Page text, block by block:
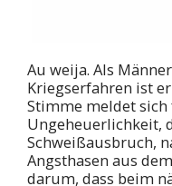
Au weija. Als
Kriegserfahren ist
Stimme meldet
Ungeheuerlichkeit,
Schweißausbruch,
Angsthasen aus
darum, dass beim